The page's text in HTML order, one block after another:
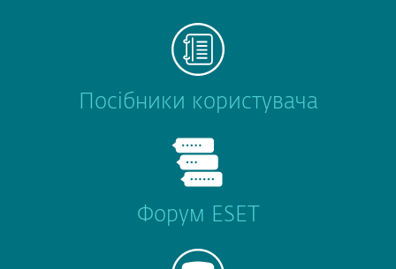
Посібники користувача
Форум ESET